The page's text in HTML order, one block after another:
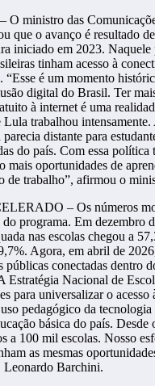
ministro das
que o avanço é resultado
iniciado em 2023. Naquele
tinham acesso à
“Esse é um momento
digital do Brasil. Ter
à internet é uma
Lula trabalhou
parecia distante para
do país. Com essa política
mais oportunidades de
de trabalho”, afirmou o
– Os números
do programa. Em dezembro
nas escolas chegou a
Agora, em abril de
públicas conectadas dentro
Estratégia Nacional de
para universalizar o acesso
pedagógico da tecnologia
básica do país. Desde
a 100 mil escolas. Nosso
as mesmas
Leonardo Barchini.